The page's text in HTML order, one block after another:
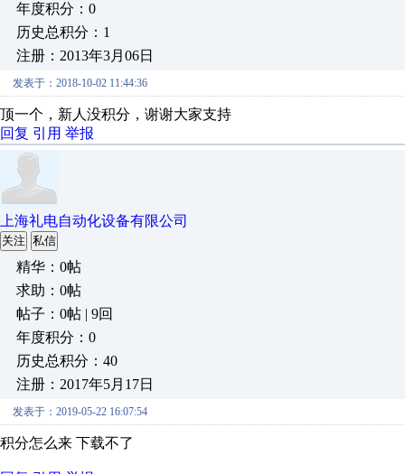
年度积分：0
历史总积分：1
注册：2013年3月06日
发表于：2018-10-02 11:44:36
顶一个，新人没积分，谢谢大家支持
回复 引用 举报
上海礼电自动化设备有限公司
关注 私信
精华：0帖
求助：0帖
帖子：0帖 | 9回
年度积分：0
历史总积分：40
注册：2017年5月17日
发表于：2019-05-22 16:07:54
积分怎么来 下载不了